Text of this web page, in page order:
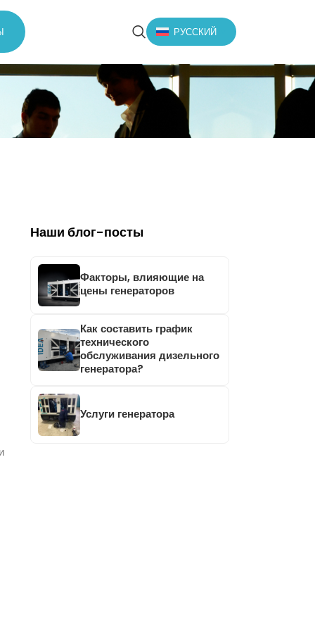
РУССКИЙ
Наши блог-посты
Факторы, влияющие на
цены генераторов
Как составить график
технического
обслуживания дизельного
генератора?
Услуги генератора